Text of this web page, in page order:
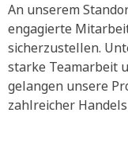
An unserem
engagierte
sicherzustellen.
starke Teamarbeit
gelangen unsere
zahlreicher